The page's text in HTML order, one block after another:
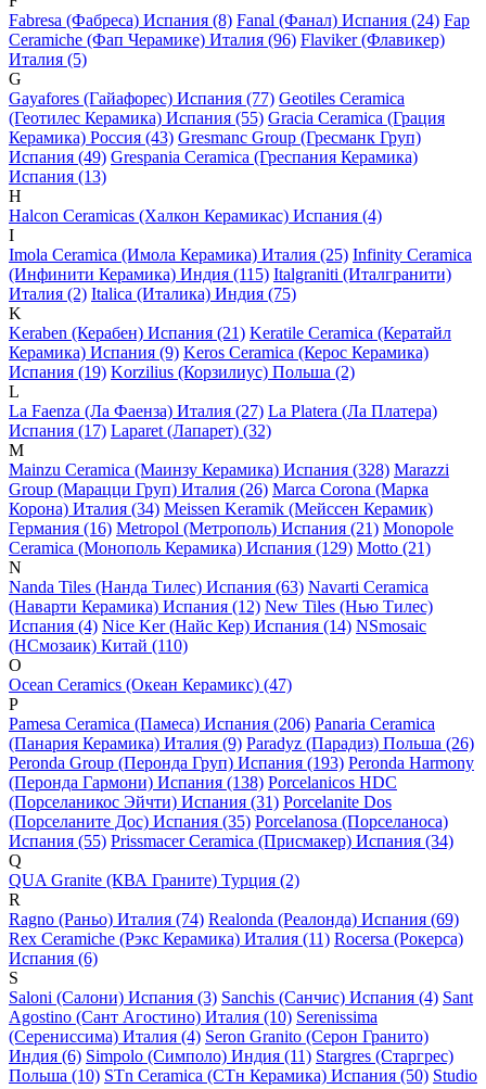
Fabresa (Фабреса) Испания (8) Fanal (Фанал) Испания (24) Fap
Ceramiche (Фап Черамике) Италия (96) Flaviker (Флавикер)
Италия (5)
G
Gayafores (Гайафорес) Испания (77) Geotiles Ceramica
(Геотилес Керамика) Испания (55) Gracia Ceramica (Грация
Керамика) Россия (43) Gresmanc Group (Гресманк Груп)
Испания (49) Grespania Ceramica (Греспания Керамика)
Испания (13)
H
Halcon Ceramicas (Халкон Керамикас) Испания (4)
I
Imola Ceramica (Имола Керамика) Италия (25) Infinity Ceramica
(Инфинити Керамика) Индия (115) Italgraniti (Италгранити)
Италия (2) Italica (Италика) Индия (75)
K
Keraben (Керабен) Испания (21) Keratile Ceramica (Кератайл
Керамика) Испания (9) Keros Ceramica (Керос Керамика)
Испания (19) Korzilius (Корзилиус) Польша (2)
L
La Faenza (Ла Фаенза) Италия (27) La Platera (Ла Платера)
Испания (17) Laparet (Лапарет) (32)
M
Mainzu Ceramica (Маинзу Керамика) Испания (328) Marazzi
Group (Марацци Груп) Италия (26) Marca Corona (Марка
Корона) Италия (34) Meissen Keramik (Мейсcен Керамик)
Германия (16) Metropol (Метрополь) Испания (21) Monopole
Ceramica (Монополь Керамика) Испания (129) Motto (21)
N
Nanda Tiles (Нанда Тилес) Испания (63) Navarti Ceramica
(Наварти Керамика) Испания (12) New Tiles (Нью Тилес)
Испания (4) Nice Ker (Найс Кер) Испания (14) NSmosaic
(НСмозаик) Китай (110)
O
Ocean Ceramics (Океан Керамикс) (47)
P
Pamesa Ceramica (Памеса) Испания (206) Panaria Ceramica
(Панария Керамика) Италия (9) Paradyz (Парадиз) Польша (26)
Peronda Group (Перонда Груп) Испания (193) Peronda Harmony
(Перонда Гармони) Испания (138) Porcelanicos HDC
(Порселаникос Эйчти) Испания (31) Porcelanite Dos
(Порселаните Дос) Испания (35) Porcelanosa (Порселаноса)
Испания (55) Prissmacer Ceramica (Присмакер) Испания (34)
Q
QUA Granite (КВА Граните) Турция (2)
R
Ragno (Раньо) Италия (74) Realonda (Реалонда) Испания (69)
Rex Ceramiche (Рэкс Керамика) Италия (11) Rocersa (Рокерса)
Испания (6)
S
Saloni (Салони) Испания (3) Sanchis (Санчис) Испания (4) Sant
Agostino (Сант Агостино) Италия (10) Serenissima
(Серениссима) Италия (4) Seron Granito (Серон Гранито)
Индия (6) Simpolo (Симполо) Индия (11) Stargres (Старгрес)
Польша (10) STn Ceramica (СТн Керамика) Испания (50) Studio